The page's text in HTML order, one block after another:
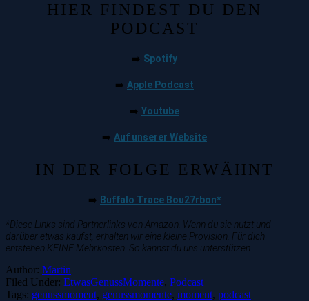
HIER FINDEST DU DEN
PODCAST
➡️ Spotify
➡️ Apple Podcast
➡️ Youtube
➡️ Auf unserer Website
IN DER FOLGE ERWÄHNT
➡️ Buffalo Trace Bou27rbon*
*Diese Links sind Partnerlinks von Amazon. Wenn du sie nutzt und
darüber etwas kaufst, erhalten wir eine kleine Provision. Für dich
entstehen KEINE Mehrkosten. So kannst du uns unterstützen.
Author: Martin
Filed Under: EtwasGenussMomente, Podcast
Tags: genussmoment, genussmomente, moment, podcast